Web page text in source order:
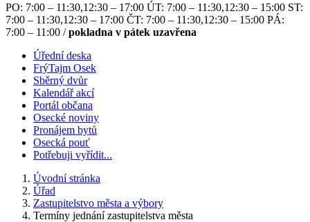
PO: 7:00 – 11:30,12:30 – 17:00 ÚT: 7:00 – 11:30,12:30 – 15:00 ST:
7:00 – 11:30,12:30 – 17:00 ČT: 7:00 – 11:30,12:30 – 15:00 PÁ:
7:00 – 11:00 /pokladna v pátek uzavřena
Úřední deska
FrýTajm Osek
Sběrný dvůr
Kalendář akcí
Portál občana
Osecké noviny
Pronájem bytů
Osecká pouť
Potřebuji vyřídit...
Úvodní stránka
Úřad
Zastupitelstvo města a výbory
Termíny jednání zastupitelstva města